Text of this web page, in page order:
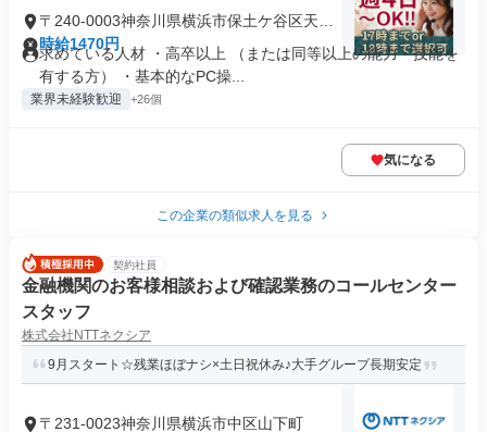
〒240-0003神奈川県横浜市保土ケ谷区天王
町
時給1470円
求めている人材 ・高卒以上 （または同等以上の能力・技能を
有する方） ・基本的なPC操...
業界未経験歓迎 +26個
気になる
この企業の類似求人を見る
契約社員
金融機関のお客様相談および確認業務のコールセンター
スタッフ
株式会社NTTネクシア
9月スタート☆残業ほぼナシ×土日祝休み♪大手グループ長期安定
〒231-0023神奈川県横浜市中区山下町